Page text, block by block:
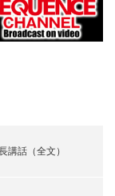
講話（全文）